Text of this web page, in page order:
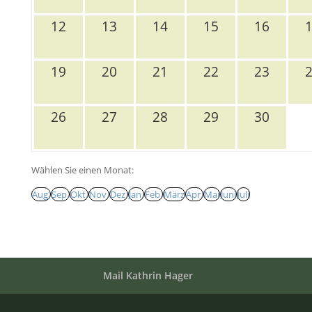
12 13 14 15 16
19 20 21 22 23
26 27 28 29 30
Wählen Sie einen Monat:
Aug.Sep.Okt.Nov.Dez.Jan.Feb.MärzApr.MaiJuniJuli
Mail Kathrin Hager